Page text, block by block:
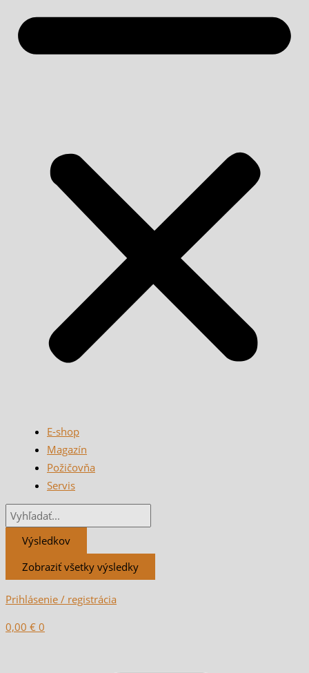
E-shop
Magazín
Požičovňa
Servis
Výsledkov
Zobraziť všetky výsledky
Prihlásenie / registrácia
0,00 € 0